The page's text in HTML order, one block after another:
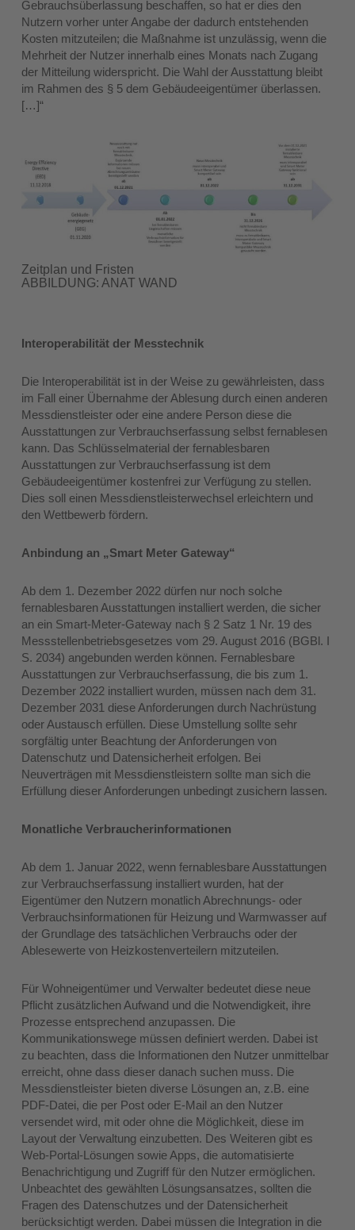
Gebrauchsüberlassung beschaffen, so hat er dies den
Nutzern vorher unter Angabe der dadurch entstehenden
Kosten mitzuteilen; die Maßnahme ist unzulässig, wenn die
Mehrheit der Nutzer innerhalb eines Monats nach Zugang
der Mitteilung widerspricht. Die Wahl der Ausstattung bleibt
im Rahmen des § 5 dem Gebäudeeigentümer überlassen.
[…]“
Zeitplan und Fristen
ABBILDUNG: ANAT WAND
Interoperabilität der Messtechnik
Die Interoperabilität ist in der Weise zu gewährleisten, dass
im Fall einer Übernahme der Ablesung durch einen anderen
Messdienstleister oder eine andere Person diese die
Ausstattungen zur Verbrauchserfassung selbst fernablesen
kann. Das Schlüsselmaterial der fernablesbaren
Ausstattungen zur Verbrauchserfassung ist dem
Gebäudeeigentümer kostenfrei zur Verfügung zu stellen.
Dies soll einen Messdienstleisterwechsel erleichtern und
den Wettbewerb fördern.
Anbindung an „Smart Meter Gateway“
Ab dem 1. Dezember 2022 dürfen nur noch solche
fernablesbaren Ausstattungen installiert werden, die sicher
an ein Smart-Meter-Gateway nach § 2 Satz 1 Nr. 19 des
Messstellenbetriebsgesetzes vom 29. August 2016 (BGBl. I
S. 2034) angebunden werden können. Fernablesbare
Ausstattungen zur Verbrauchserfassung, die bis zum 1.
Dezember 2022 installiert wurden, müssen nach dem 31.
Dezember 2031 diese Anforderungen durch Nachrüstung
oder Austausch erfüllen. Diese Umstellung sollte sehr
sorgfältig unter Beachtung der Anforderungen von
Datenschutz und Datensicherheit erfolgen. Bei
Neuverträgen mit Messdienstleistern sollte man sich die
Erfüllung dieser Anforderungen unbedingt zusichern lassen.
Monatliche Verbraucherinformationen
Ab dem 1. Januar 2022, wenn fernablesbare Ausstattungen
zur Verbrauchserfassung installiert wurden, hat der
Eigentümer den Nutzern monatlich Abrechnungs- oder
Verbrauchsinformationen für Heizung und Warmwasser auf
der Grundlage des tatsächlichen Verbrauchs oder der
Ablesewerte von Heizkostenverteilern mitzuteilen.
Für Wohneigentümer und Verwalter bedeutet diese neue
Pflicht zusätzlichen Aufwand und die Notwendigkeit, ihre
Prozesse entsprechend anzupassen. Die
Kommunikationswege müssen definiert werden. Dabei ist
zu beachten, dass die Informationen den Nutzer unmittelbar
erreicht, ohne dass dieser danach suchen muss. Die
Messdienstleister bieten diverse Lösungen an, z.B. eine
PDF-Datei, die per Post oder E-Mail an den Nutzer
versendet wird, mit oder ohne die Möglichkeit, diese im
Layout der Verwaltung einzubetten. Des Weiteren gibt es
Web-Portal-Lösungen sowie Apps, die automatisierte
Benachrichtigung und Zugriff für den Nutzer ermöglichen.
Unbeachtet des gewählten Lösungsansatzes, sollten die
Fragen des Datenschutzes und der Datensicherheit
berücksichtigt werden. Dabei müssen die Integration in die